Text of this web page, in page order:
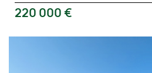
220 000 €